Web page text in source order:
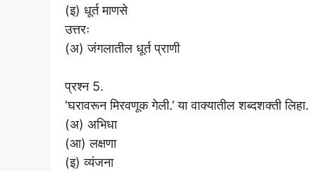
(इ) धूर्त माणसे
उत्तरः
(अ) जंगलातील धूर्त प्राणी
प्रश्न 5.
‘घरावरून मिरवणूक गेली.’ या वाक्यातील शब्दशक्ती लिहा.
(अ) अभिधा
(आ) लक्षणा
(इ) व्यंजना